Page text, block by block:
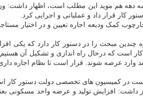
هم موید این مطلب است، اظهار داشت:
کار قرار داد و عملیاتی و اجرایی کرد.
کمک ودیعه اجاره تعیین و در اختیار
چندین مبحث را در دستور کار دارد که
است که درحال راه اندازی و تشکیل آن
عرصه شوند. قرار است تا نظام اجاره داری
در کمیسیون های تخصصی دولت دستور کار
داشت: افزایش تولید و عرضه واحد مسکونی